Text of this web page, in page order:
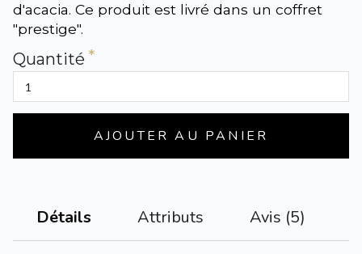
d'acacia. Ce produit est livré dans un coffret
"prestige".
Quantité
AJOUTER AU PANIER
Détails Attributs Avis (5)